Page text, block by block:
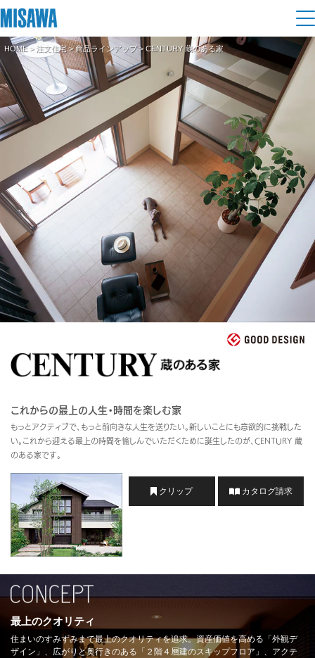
住まい
建てる [注文住宅]
商品ラインアップ
デザイン
テクノロジー（住まいの性能）
建築事例・建築実例
デザイナーズギャラリー
インテリア
分譲住宅（建売・土地）検索
中古住宅検索
スムストック検索
分譲マンション検索
売る [MISAWA RELAY]
住まいの売却
土地活用
個人のお客さま
賃貸住宅
賃貸併用住宅
店舗・各種施設
土地活用モデルルーム見学
土地活用実例
法人のお客さま
企業不動産活用（CRE）戦略
社宅建築
医療・介護・子育て・障がい福祉施設
これから土地活用・賃貸経営をご検討の方
土地活用の基礎から長期安定経営を目指すオーナー様まで、賃貸経営
に役立つ多彩な情報を幅広くお届けします。
ホームラウンジ 土地活用・賃貸経営
リフォーム
戸建て・マンション
ミサワリフォームとは
リフォームの流れ
リフォームメニュー
事業用
事業用リノベーション
ホテル・旅館リフォーム
リフォーム営業所
これからリフォームをご検討の方
実例動画や基礎知識、収納の工夫など、理想の住まいを叶えるリフォ
ームの具体策とアイデアを豊富にご用意しています。
ホームラウンジ リフォーム
まちづくり
複合開発・投資開発
複合開発事業（ASMACI-アスマチ-）
再開発・官民連携事業
分譲マンション開発事業
建築再生事業
事業用売買
事業用地・事業用建物
分譲用地
すべてのフィールドに新しい価値をデザインし、持続可能な未来志向
のまちづくりを実現していきます。
オーナーサポート
サポートメニュー
保証制度
アフターメンテナンス
ミサワリフォーム
ご相談窓口
お客様センター
ミサワホームオーナーさま・リフォーム工事ご契約者さまとミサワホ
ームを結ぶコミュニケーションサイト。お得・便利・安心なコンテン
ツや、ミサワホームからの大切なお知らせなど配信しています。
企業・IR情報
MISAWAについて
ミサワホームグループ
IR情報
SDGs
環境活動
採用情報
新卒者採用
カタログ請求
HOME> 注文住宅>商品ラインアップ> CENTURY 蔵のある家
これからの最上の人生・時間を楽しむ家
もっとアクティブで、もっと前向きな人生を送りたい。新しいことにも意欲的に挑戦した
い。これから迎える最上の時間を愉しんでいただくために誕生したのが、CENTURY 蔵
のある家です。
クリップ カタログ請求
最上のクオリティ
住まいのすみずみまで最上のクオリティを追求。資産価値を高める「外観デ
ザイン」、広がりと奥行きのある「２階４層建のスキップフロア」、アクテ